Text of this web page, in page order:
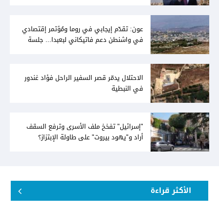
عون: تقدّم إيجابي في روما ومُؤتمر إقتصادي
في واشنطن دعم فاتيكاني لبعبدا... جلسة
الاحتلال يدمّر قصر السفير الراحل فؤاد غندور
في النبطية
"إسرائيل" تفخخ ملف الأسرى وترفع السقف
أراد و"يهود بيروت" على طاولة الإبتزاز؟
الأكثر قراءة